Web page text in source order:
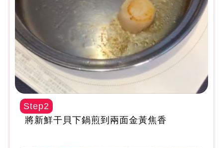
Step2
將新鮮干貝下鍋煎到兩面金黃焦香